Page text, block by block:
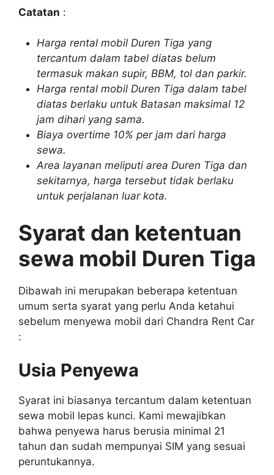
Catatan :
Harga rental mobil Duren Tiga yang
tercantum dalam tabel diatas belum
termasuk makan supir, BBM, tol dan parkir.
Harga rental mobil Duren Tiga dalam tabel
diatas berlaku untuk Batasan maksimal 12
jam dihari yang sama.
Biaya overtime 10% per jam dari harga
sewa.
Area layanan meliputi area Duren Tiga dan
sekitarnya, harga tersebut tidak berlaku
untuk perjalanan luar kota.
Syarat dan ketentuan
sewa mobil Duren Tiga
Dibawah ini merupakan beberapa ketentuan
umum serta syarat yang perlu Anda ketahui
sebelum menyewa mobil dari Chandra Rent Car
:
Usia Penyewa
Syarat ini biasanya tercantum dalam ketentuan
sewa mobil lepas kunci. Kami mewajibkan
bahwa penyewa harus berusia minimal 21
tahun dan sudah mempunyai SIM yang sesuai
peruntukannya.